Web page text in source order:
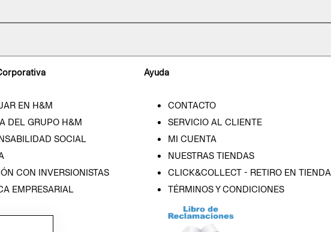
EN H&M
DEL GRUPO H&M
SOCIAL
CON INVERSIONISTAS
EMPRESARIAL
Ayuda
CONTACTO
SERVICIO AL CLIENTE
MI CUENTA
NUESTRAS TIENDAS
CLICK&COLLECT - RETIRO EN TIENDA
TÉRMINOS Y CONDICIONES